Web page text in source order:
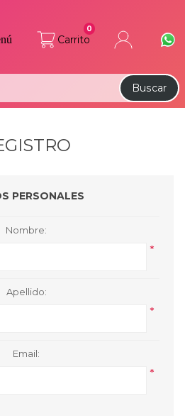
Carrito
0
Buscar
PERSONALES
Nombre:
*
Apellido:
*
Email:
*